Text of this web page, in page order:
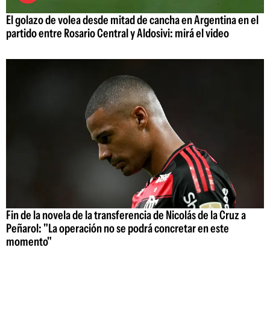
El golazo de volea desde mitad de cancha en Argentina en el
partido entre Rosario Central y Aldosivi: mirá el video
Fin de la novela de la transferencia de Nicolás de la Cruz a
Peñarol: "La operación no se podrá concretar en este
momento"